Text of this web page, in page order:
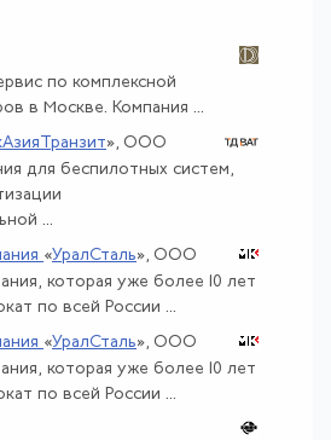
по комплексной
в Москве. Компания ...
», ООО
для беспилотных систем,
...
«УралСталь», ООО
которая уже более 10 лет
по всей России ...
«УралСталь», ООО
которая уже более 10 лет
по всей России ...